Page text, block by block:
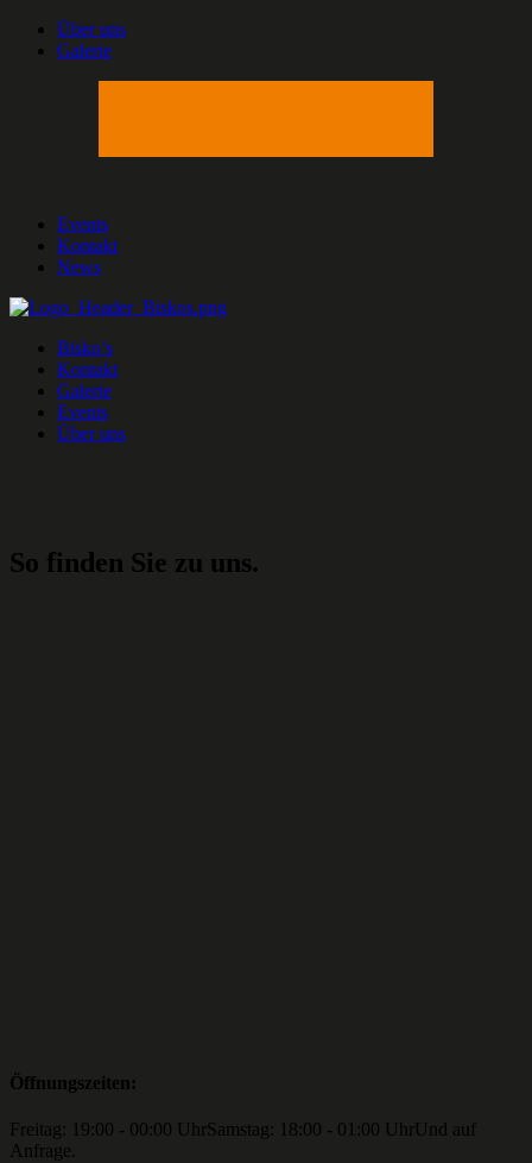
Über uns
Galerie
Events
Kontakt
News
Bisko’s
Kontakt
Galerie
Events
Über uns
So finden Sie zu uns.
Öffnungszeiten:
Freitag: 19:00 - 00:00 UhrSamstag: 18:00 - 01:00 UhrUnd auf
Anfrage.